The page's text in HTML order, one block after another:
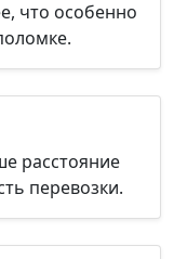
что особенно
расстояние
перевозки.